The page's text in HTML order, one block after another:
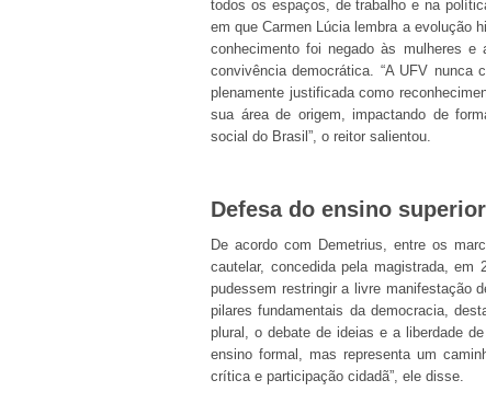
todos os espaços, de trabalho e na
em que Carmen Lúcia lembra a evolução
conhecimento foi negado às mulheres e
convivência democrática. “A UFV nunca
plenamente justificada como
sua área de origem, impactando de
social do Brasil”, o reitor salientou.
Defesa do ensino superior
De acordo com Demetrius, entre os
cautelar, concedida pela magistrada, em
pudessem restringir a livre manifestação
pilares fundamentais da democracia,
plural, o debate de ideias e a liberdade
ensino formal, mas representa um
crítica e participação cidadã”, ele disse.